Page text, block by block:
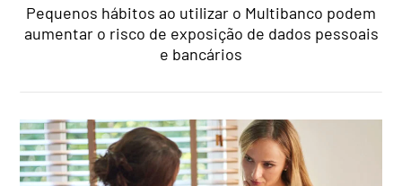
Pequenos hábitos ao utilizar o Multibanco podem
aumentar o risco de exposição de dados pessoais
e bancários